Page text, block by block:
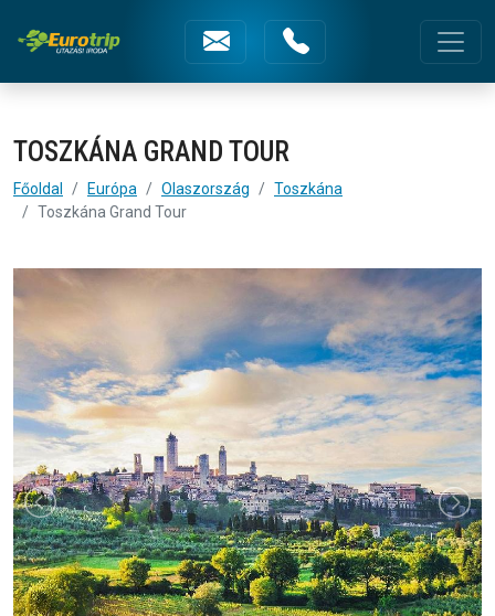
Toszkána Grand Tour
Fejléc menüsorok
TOSZKÁNA GRAND TOUR
Főoldal Európa Olaszország
Toszkána
Toszkána Grand Tour
Képgaléria | Toszkána Grand Tour